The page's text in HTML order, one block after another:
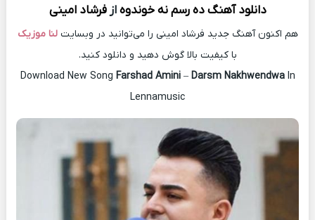
دانلود آهنگ ده رسم نه خوندوهازفرشاد امینی
هم اکنون آهنگ جدید فرشاد امینی را می‌توانید در وبسایتلنا موزیک
با کیفیت بالا گوش دهید و دانلود کنید.
Download New Song Farshad Amini– Darsm NakhwendwaIn
Lennamusic